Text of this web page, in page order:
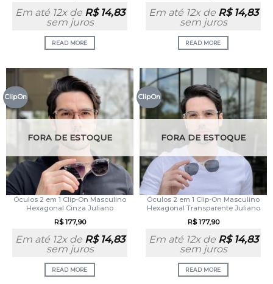
Em até 12x de R$14,83
sem juros
READ MORE
Em até 12x de R$14,83
sem juros
READ MORE
ClipOn
FORA DE ESTOQUE
Óculos 2 em 1 Clip-On Masculino
Hexagonal Cinza Juliano
R$177,90
Em até 12x de R$14,83
sem juros
READ MORE
ClipOn
FORA DE ESTOQUE
Óculos 2 em 1 Clip-On Masculino
Hexagonal Transparente Juliano
R$177,90
Em até 12x de R$14,83
sem juros
READ MORE